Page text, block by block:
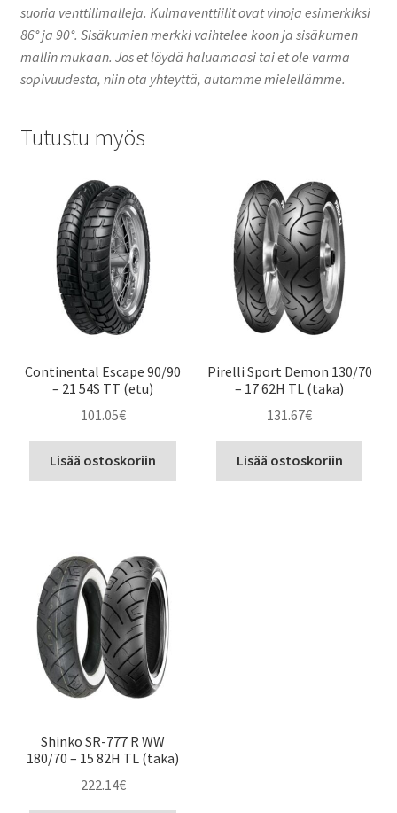
suoria venttilimalleja. Kulmaventtiilit ovat vinoja esimerkiksi
86° ja 90°. Sisäkumien merkki vaihtelee koon ja sisäkumen
mallin mukaan. Jos et löydä haluamaasi tai et ole varma
sopivuudesta, niin ota yhteyttä, autamme mielellämme.
Tutustu myös
Continental Escape 90/90
– 21 54S TT (etu)
101.05€
Lisää ostoskoriin
Pirelli Sport Demon 130/70
– 17 62H TL (taka)
131.67€
Lisää ostoskoriin
Shinko SR-777 R WW
180/70 – 15 82H TL (taka)
222.14€